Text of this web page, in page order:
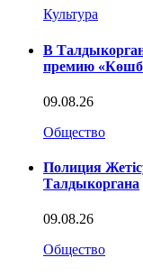
Культура
В
премию
09.08.26
Общество
Полиция
Талдыкоргана
09.08.26
Общество